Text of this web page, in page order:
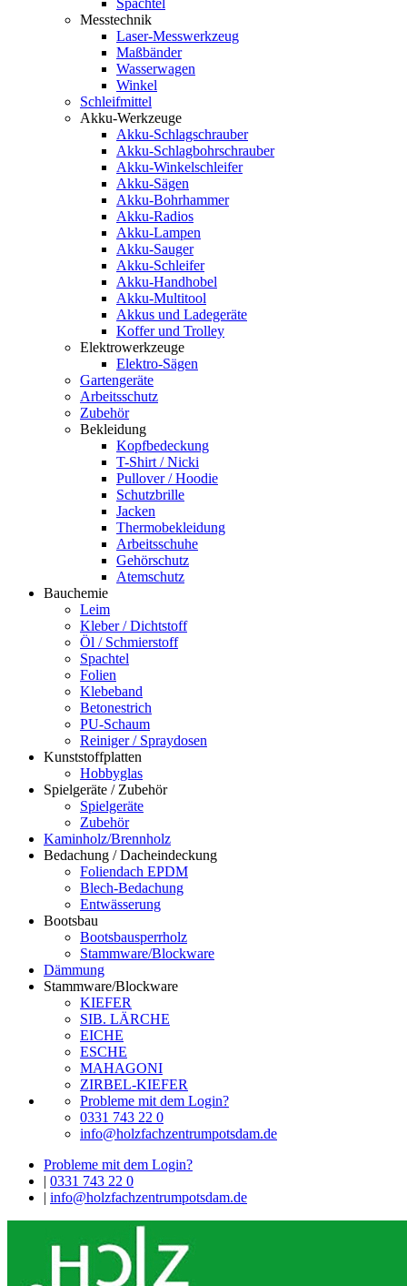
Spachtel
Messtechnik
Laser-Messwerkzeug
Maßbänder
Wasserwagen
Winkel
Schleifmittel
Akku-Werkzeuge
Akku-Schlagschrauber
Akku-Schlagbohrschrauber
Akku-Winkelschleifer
Akku-Sägen
Akku-Bohrhammer
Akku-Radios
Akku-Lampen
Akku-Sauger
Akku-Schleifer
Akku-Handhobel
Akku-Multitool
Akkus und Ladegeräte
Koffer und Trolley
Elektrowerkzeuge
Elektro-Sägen
Gartengeräte
Arbeitsschutz
Zubehör
Bekleidung
Kopfbedeckung
T-Shirt / Nicki
Pullover / Hoodie
Schutzbrille
Jacken
Thermobekleidung
Arbeitsschuhe
Gehörschutz
Atemschutz
Bauchemie
Leim
Kleber / Dichtstoff
Öl / Schmierstoff
Spachtel
Folien
Klebeband
Betonestrich
PU-Schaum
Reiniger / Spraydosen
Kunststoffplatten
Hobbyglas
Spielgeräte / Zubehör
Spielgeräte
Zubehör
Kaminholz/Brennholz
Bedachung / Dacheindeckung
Foliendach EPDM
Blech-Bedachung
Entwässerung
Bootsbau
Bootsbausperrholz
Stammware/Blockware
Dämmung
Stammware/Blockware
KIEFER
SIB. LÄRCHE
EICHE
ESCHE
MAHAGONI
ZIRBEL-KIEFER
Probleme mit dem Login?
0331 743 22 0
info@holzfachzentrumpotsdam.de
Probleme mit dem Login?
| 0331 743 22 0
| info@holzfachzentrumpotsdam.de